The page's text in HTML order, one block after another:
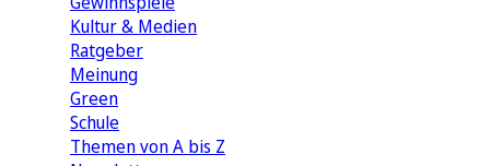
Kultur & Medien
Ratgeber
Meinung
Green
Schule
Themen von A bis Z